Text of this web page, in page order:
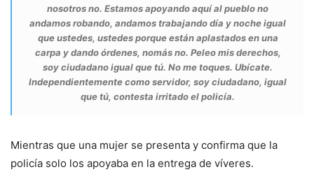
nosotros no. Estamos apoyando aquí al pueblo no
andamos robando, andamos trabajando día y noche igual
que ustedes, ustedes porque están aplastados en una
carpa y dando órdenes, nomás no. Peleo mis derechos,
soy ciudadano igual que tú. No me toques. Ubícate.
Independientemente como servidor, soy ciudadano, igual
que tú, contesta irritado el policía.
Mientras que una mujer se presenta y confirma que la
policía solo los apoyaba en la entrega de víveres.